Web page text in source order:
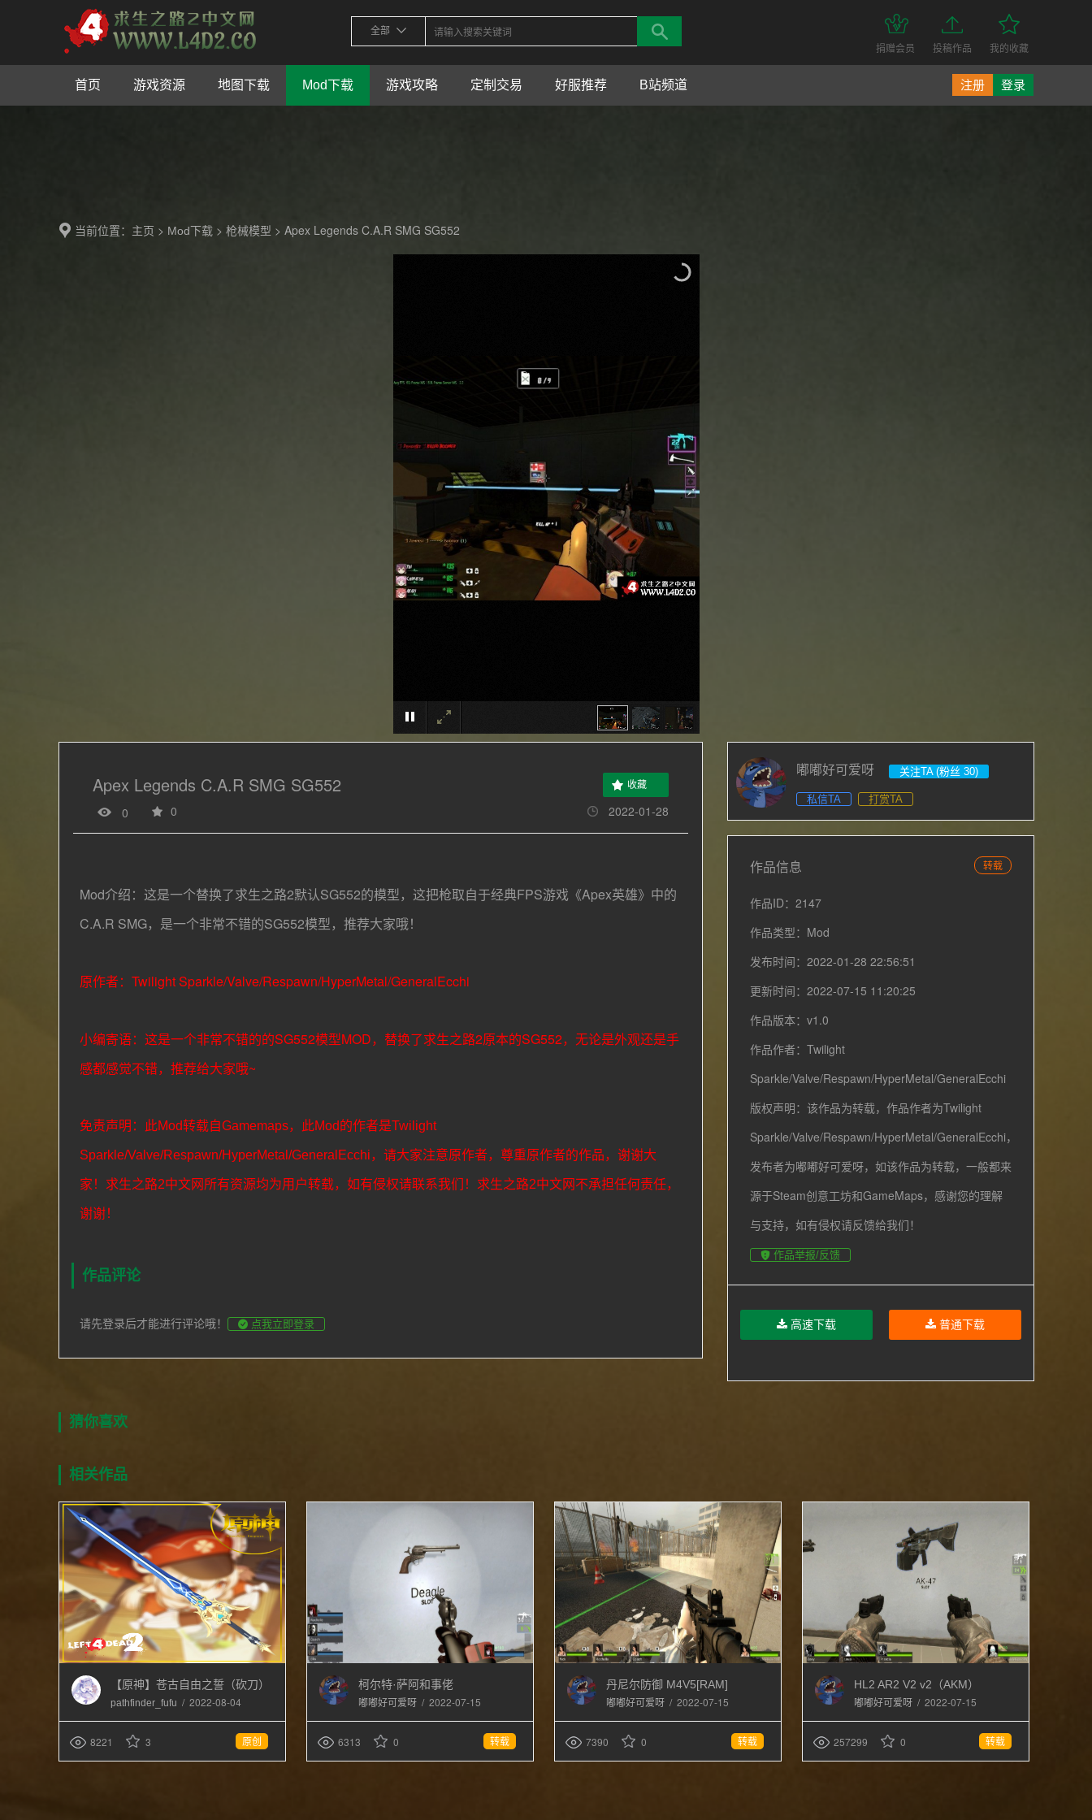
全部
我的收藏
投稿作品
捐赠会员
首页 游戏资源 地图下载 Mod下载 游戏攻略 定制交易 好服推荐 B站频道 注册 登录
当前位置： 主页 > Mod下载> 枪械模型 > Apex Legends C.A.R SMG SG552
Apex Legends C.A.R SMG SG552 收藏
0 0 2022-01-28
Mod介绍：这是一个替换了求生之路2默认SG552的模型，这把枪取自于经典FPS游戏《Apex英雄》中的
C.A.R SMG， 是一个非常不错的SG552模型，推荐大家哦！
原作者： Twilight Sparkle/Valve/Respawn/HyperMetal/GeneralEcchi
小编寄语：这是一个非常不错的的SG552模型MOD，替换了求生之路2原本的SG552，无论是外观还是手
感都感觉不错，推荐给大家哦~
免责声明：此Mod转载自Gamemaps，此Mod的作者是Twilight
Sparkle/Valve/Respawn/HyperMetal/GeneralEcchi，请大家注意原作者，尊重原作者的作品，谢谢大
家！求生之路2中文网所有资源均为用户转载，如有侵权请联系我们！求生之路2中文网不承担任何责任，
谢谢！
作品评论
请先登录后才能进行评论哦！ 点我立即登录
嘟嘟好可爱呀 关注TA (粉丝 30)
私信TA 打赏TA
作品信息 转载
作品ID：2147
作品类型：Mod
发布时间：2022-01-28 22:56:51
更新时间：2022-07-15 11:20:25
作品版本：v1.0
作品作者：Twilight
Sparkle/Valve/Respawn/HyperMetal/GeneralEcchi
版权声明：该作品为转载，作品作者为Twilight
Sparkle/Valve/Respawn/HyperMetal/GeneralEcchi，
发布者为嘟嘟好可爱呀，如该作品为转载，一般都来
源于Steam创意工坊和GameMaps，感谢您的理解
与支持，如有侵权请反馈给我们！
作品举报/反馈
高速下载 普通下载
猜你喜欢
相关作品
【原神】苍古自由之誓（砍刀）
pathfinder_fufu / 2022-08-04
8221 3 原创
柯尔特·萨阿和事佬
嘟嘟好可爱呀 / 2022-07-15
6313 0 转载
丹尼尔防御 M4V5[RAM]
(M16A2)
嘟嘟好可爱呀 / 2022-07-15
7390 0 转载
HL2 AR2 V2 v2（AKM）
嘟嘟好可爱呀 / 2022-07-15
257299 0 转载